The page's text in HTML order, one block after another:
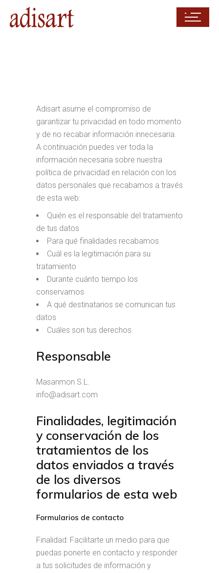
Adisart asume el compromiso de
garantizar tu privacidad en todo momento
y de no recabar información innecesaria.
A continuación puedes ver toda la
información necesaria sobre nuestra
política de privacidad en relación con los
datos personales que recabamos a través
de esta web:
Quién es el responsable del tratamiento
de tus datos
Para qué finalidades recabamos
Cuál es la legitimación para su
tratamiento
Durante cuánto tiempo los
conservamos
A qué destinatarios se comunican tus
datos
Cuáles son tus derechos
Responsable
Masanmon S.L.
info@adisart.com
Finalidades, legitimación
y conservación de los
tratamientos de los
datos enviados a través
de los diversos
formularios de esta web
Formularios de contacto
Finalidad: Facilitarte un medio para que
puedas ponerte en contacto y responder
a tus solicitudes de información y